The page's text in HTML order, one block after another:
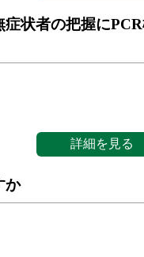
状者の把握に
詳細を見る
か